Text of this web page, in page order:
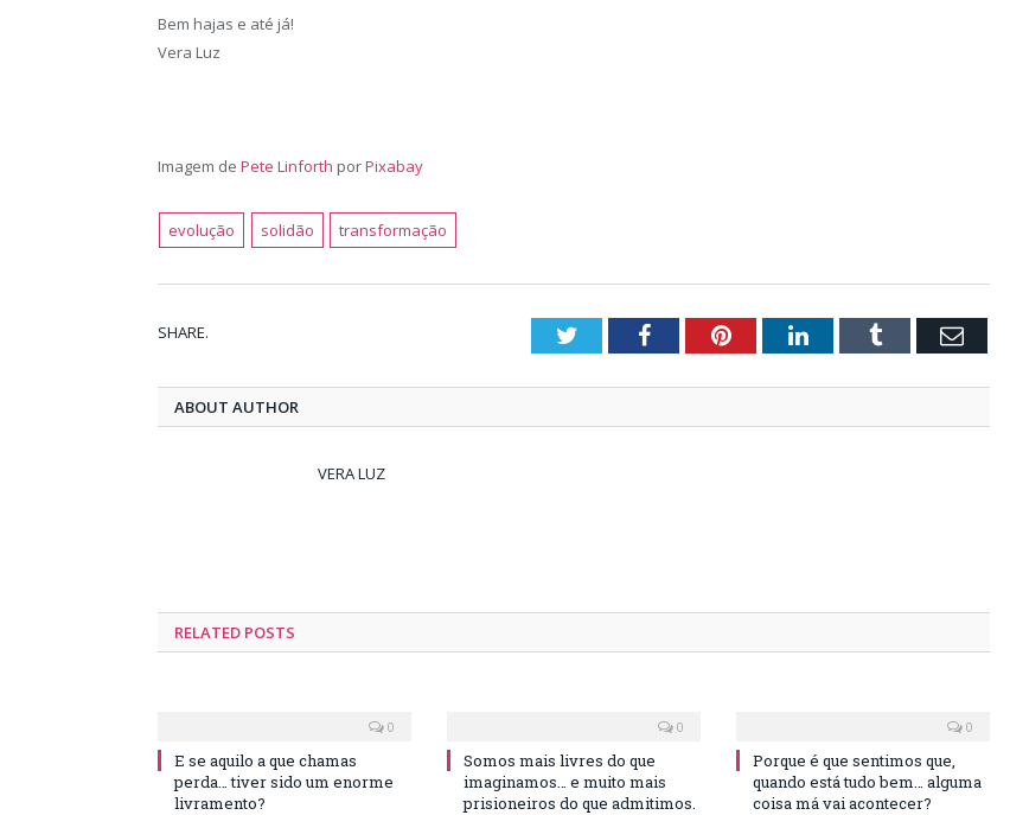
Bem hajas e até já!
Vera Luz
Imagem de Pete Linforth porPixabay
evolução solidão transformação
SHARE. TwitterFacebookPinterestLinkedInTumblr Email
ABOUT AUTHOR
VERA LUZ
RELATED POSTS
0
E se aquilo a que chamas
perda… tiver sido um enorme
livramento?
0
Somos mais livres do que
imaginamos… e muito mais
prisioneiros do que admitimos.
0
Porque é que sentimos que,
quando está tudo bem… alguma
coisa má vai acontecer?